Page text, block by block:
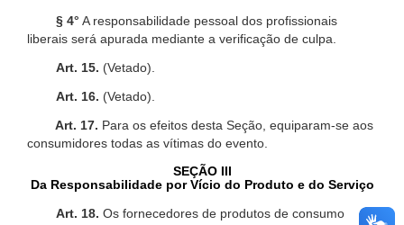
§ 4° A responsabilidade pessoal dos profissionais
liberais será apurada mediante a verificação de culpa.
Art. 15. (Vetado).
Art. 16. (Vetado).
Art. 17. Para os efeitos desta Seção, equiparam-se aos
consumidores todas as vítimas do evento.
SEÇÃO III
Da Responsabilidade por Vício do Produto e do Serviço
Art. 18. Os fornecedores de produtos de consumo